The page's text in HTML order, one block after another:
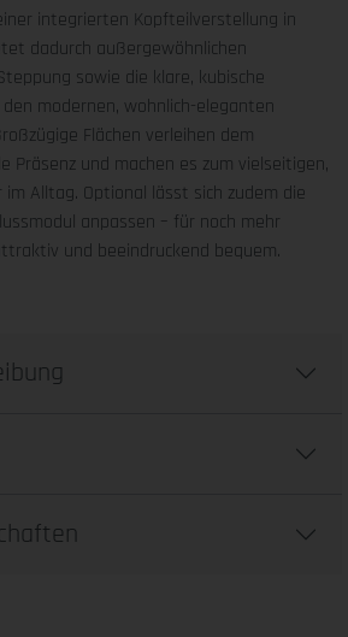
integrierten Kopfteilverstellung in
dadurch außergewöhnlichen
sowie die klare, kubische
modernen, wohnlich-eleganten
Flächen verleihen dem
Präsenz und machen es zum vielseitigen,
Alltag. Optional lässt sich zudem die
anpassen – für noch mehr
und beeindruckend bequem.